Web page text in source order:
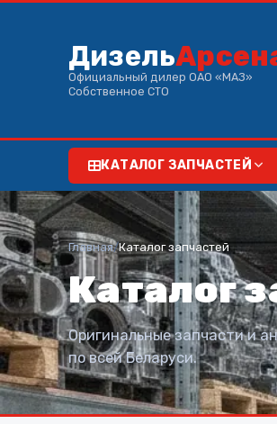
Дизель
Официальный дилер ОАО «МАЗ»
Собственное СТО
КАТАЛОГ ЗАПЧАСТЕЙ
Главная/Каталог запчастей
Каталог
Оригинальные запчасти и
по всей Беларуси.